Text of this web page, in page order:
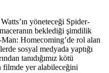
yöneteceği Spider-
beklediği şimdilik
Homecoming’de rol alan
sosyal medyada yaptığı
tanıdığımız kötü
filmde yer alabileceğini